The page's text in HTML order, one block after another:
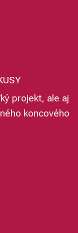
projekt, ale aj
koncového